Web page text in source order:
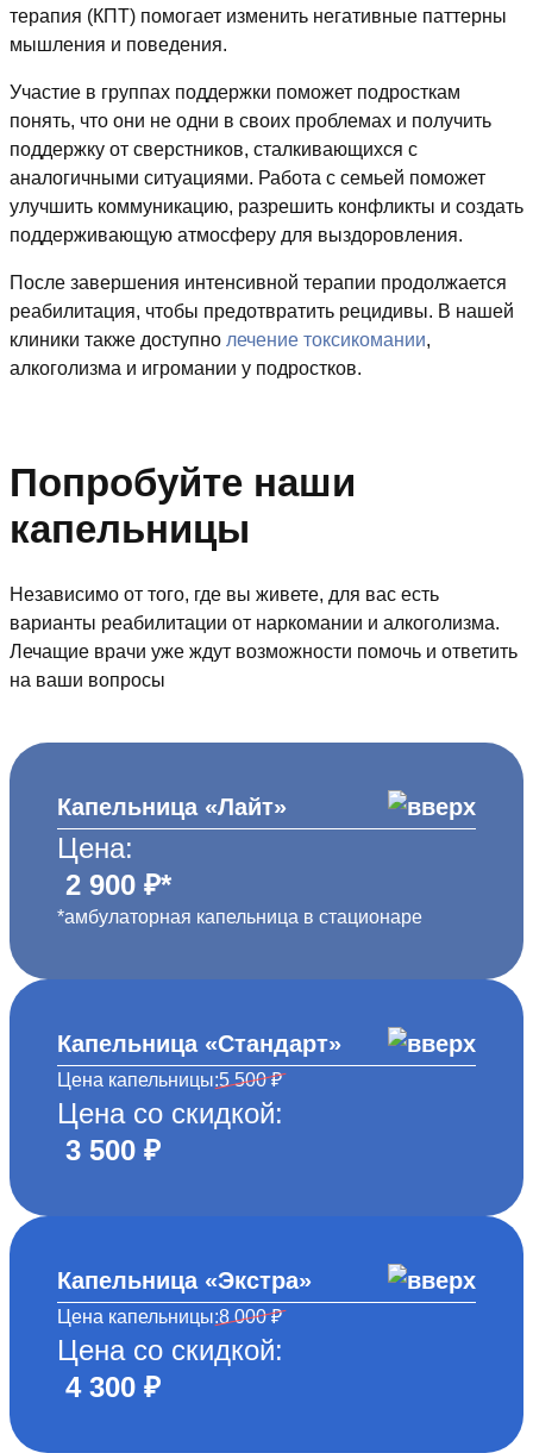
терапия (КПТ) помогает изменить негативные паттерны
мышления и поведения.
Участие в группах поддержки поможет подросткам
понять, что они не одни в своих проблемах и получить
поддержку от сверстников, сталкивающихся с
аналогичными ситуациями. Работа с семьей поможет
улучшить коммуникацию, разрешить конфликты и создать
поддерживающую атмосферу для выздоровления.
После завершения интенсивной терапии продолжается
реабилитация, чтобы предотвратить рецидивы. В нашей
клиники также доступно лечение токсикомании,
алкоголизма и игромании у подростков.
Попробуйте наши
капельницы
Независимо от того, где вы живете, для вас есть
варианты реабилитации от наркомании и алкоголизма.
Лечащие врачи уже ждут возможности помочь и ответить
на ваши вопросы
Капельница «Лайт»
Цена:
2 900 ₽*
*амбулаторная капельница в стационаре
Капельница «Стандарт»
Цена капельницы:5 500 ₽
Цена со скидкой:
3 500 ₽
Капельница «Экстра»
Цена капельницы:8 000 ₽
Цена со скидкой:
4 300 ₽